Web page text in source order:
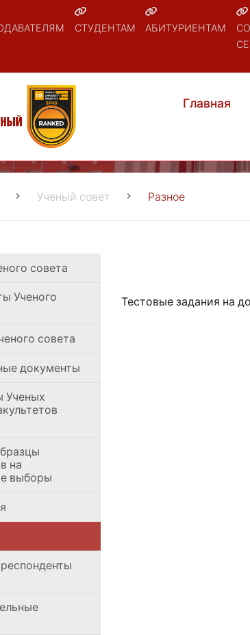
СТУДЕНТАМ АБИТУРИЕНТАМ
Главная
Ученый совет Разное
совета
Ученого
совета
документы
Ученых
на
выборы
Тестовые задания на